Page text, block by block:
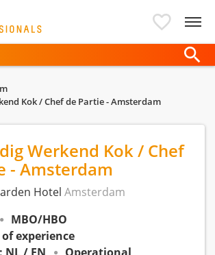
Kok / Chef de Partie - Amsterdam
Werkend Kok / Chef
- Amsterdam
Hotel Amsterdam
MBO/HBO
of experience